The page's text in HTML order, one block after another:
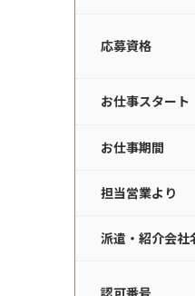
応募資格
お仕事スタート
お仕事期間
担当営業より
派遣・紹介会社